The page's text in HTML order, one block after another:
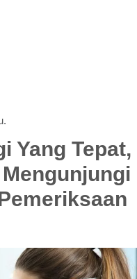
Yang Tepat,